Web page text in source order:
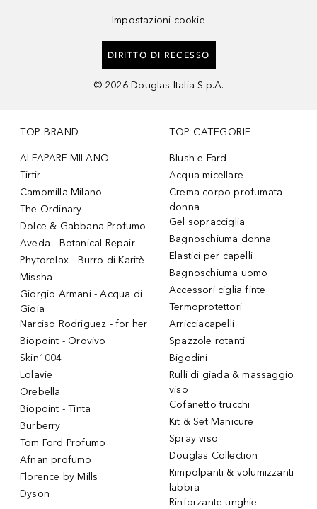
Impostazioni cookie
DIRITTO DI RECESSO
© 2026 Douglas Italia S.p.A.
TOP BRAND
ALFAPARF MILANO
Tirtir
Camomilla Milano
The Ordinary
Dolce & Gabbana Profumo
Aveda - Botanical Repair
Phytorelax - Burro di Karitè
Missha
Giorgio Armani - Acqua di
Gioia
Narciso Rodriguez - for her
Biopoint - Orovivo
Skin1004
Lolavie
Orebella
Biopoint - Tinta
Burberry
Tom Ford Profumo
Afnan profumo
Florence by Mills
Dyson
TOP CATEGORIE
Blush e Fard
Acqua micellare
Crema corpo profumata
donna
Gel sopracciglia
Bagnoschiuma donna
Elastici per capelli
Bagnoschiuma uomo
Accessori ciglia finte
Termoprotettori
Arricciacapelli
Spazzole rotanti
Bigodini
Rulli di giada & massaggio
viso
Cofanetto trucchi
Kit & Set Manicure
Spray viso
Douglas Collection
Rimpolpanti & volumizzanti
labbra
Rinforzante unghie